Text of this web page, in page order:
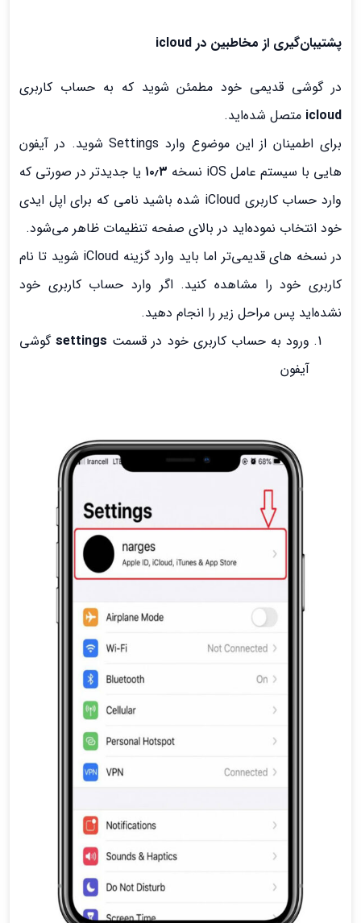
پشتیبان‌گیری از مخاطبین در icloud
در گوشی قدیمی خود مطمئن شوید که به حساب کاربری
icloud متصل شده‌‌اید.
برای اطمینان از این موضوع وارد Settings شوید. در آیفون
هایی با سیستم عامل iOS نسخه
۱۰٫۳ یا جدیدتر در صورتی که
وارد حساب کاربری iCloud شده باشید نامی که برای اپل ایدی
خود انتخاب نموده‌اید در بالای صفحه تنظیمات ظاهر می‌شود.
در نسخه های قدیمی‌تر اما باید وارد گزینه iCloud شوید تا نام
کاربری خود را مشاهده کنید. اگر وارد حساب کاربری خود
نشده‌اید پس مراحل زیر را انجام دهید.
ورود به حساب کاربری خود در قسمت settings گوشی
آیفون